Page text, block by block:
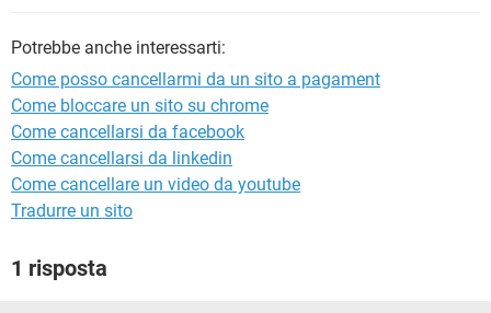
Potrebbe anche interessarti:
Come posso cancellarmi da un sito a pagament
Come bloccare un sito su chrome
Come cancellarsi da facebook
Come cancellarsi da linkedin
Come cancellare un video da youtube
Tradurre un sito
1 risposta